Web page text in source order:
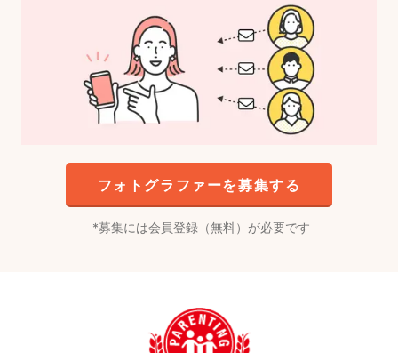
フォトグラファーを募集する
募集には会員登録（無料）が必要です